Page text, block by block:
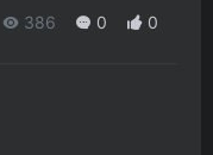
386 0 0